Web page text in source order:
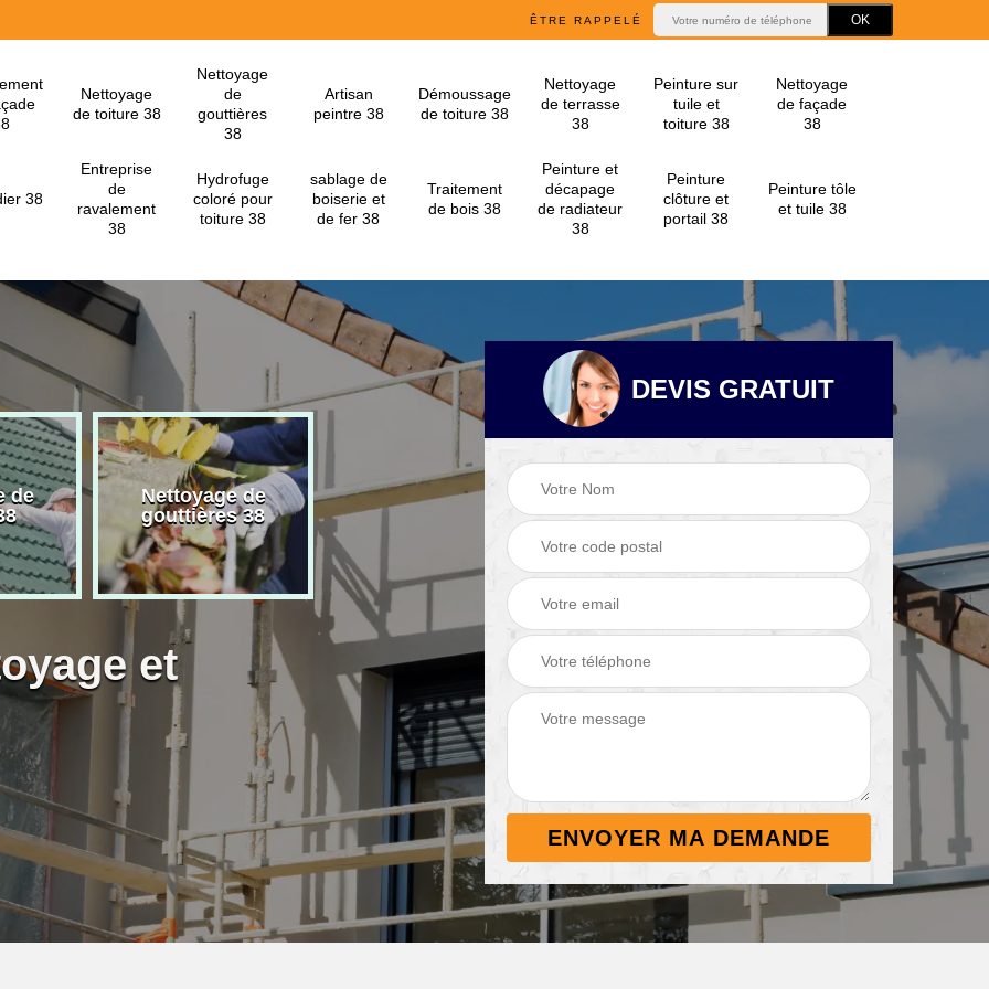
ÊTRE RAPPELÉ
Nettoyage
de toiture 38
Nettoyage
de
gouttières
38
Artisan
peintre 38
Démoussage
de toiture 38
Nettoyage
de terrasse
38
Peinture sur
tuile et
toiture 38
Nettoyage
de façade
38
38
Entreprise
de
ravalement
38
Hydrofuge
coloré pour
toiture 38
sablage de
boiserie et
de fer 38
Traitement
de bois 38
Peinture et
décapage
de radiateur
38
Peinture
clôture et
portail 38
Peinture tôle
et tuile 38
de
Nettoyage de
gouttières 38
Artisan peintre 38
Démoussage de
toiture 38
Nettoyage de
terrasse 38
et
DEVIS GRATUIT